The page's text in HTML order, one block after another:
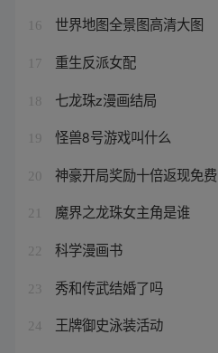
16 世界地图全景图高清大图
17 重生反派女配
18 七龙珠z漫画结局
19 怪兽8号游戏叫什么
20 神豪开局奖励十倍返现免费
21 魔界之龙珠女主角是谁
22 科学漫画书
23 秀和传武结婚了吗
24
王牌御史泳装活动